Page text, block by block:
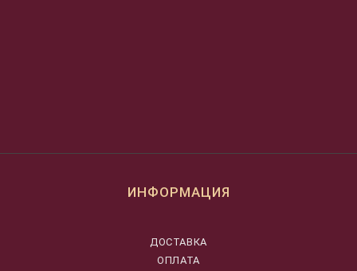
ИНФОРМАЦИЯ
ДОСТАВКА
ОПЛАТА